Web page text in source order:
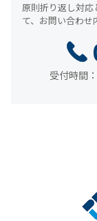
受付時間
原則折り返し対応
て、 お問い合わせ